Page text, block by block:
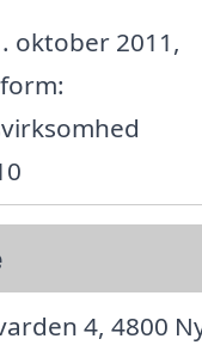
oktober 2011,
4, 4800